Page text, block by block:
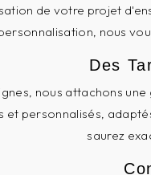
de votre projet
nous
Des
nous attachons
et personnalisés,
saurez